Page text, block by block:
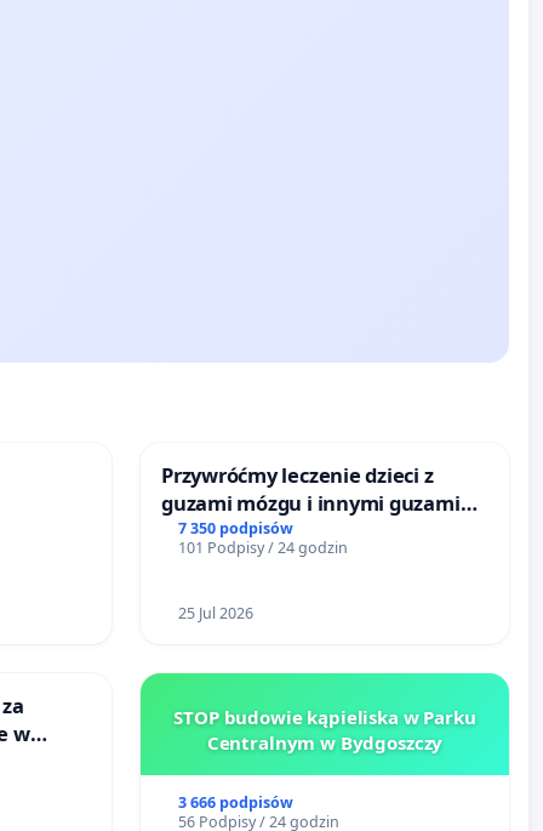
Przywróćmy leczenie dzieci z
guzami mózgu i innymi guzami
litymi do Górnośląskiego
Centrum Zdrowia Dziecka w
7 350 podpisów
101 Podpisy / 24 godzin
25 Jul 2026
w
STOP budowie kąpieliska w Parku
Centralnym w Bydgoszczy
3 666 podpisów
56 Podpisy / 24 godzin